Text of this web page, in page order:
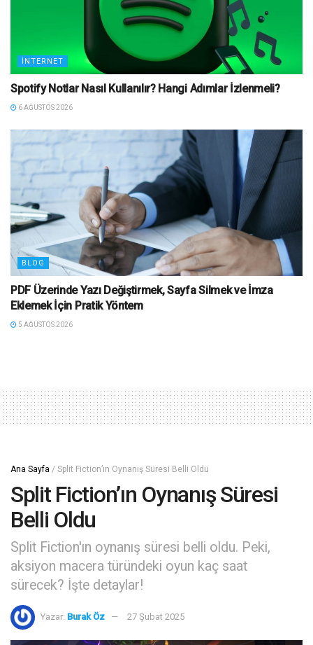
İNTERNET
Spotify Notlar Nasıl Kullanılır? Hangi Adımlar İzlenmeli?
6 AĞUSTOS 2026
BLOG
PDF Üzerinde Yazı Değiştirmek, Sayfa Silmek ve İmza
Eklemek İçin Pratik Yöntem
5 AĞUSTOS 2026
Ana Sayfa / Split Fiction’ın Oynanış Süresi Belli Oldu
Split Fiction’ın Oynanış Süresi
Belli Oldu
Split Fiction'ın oynanış süresi belli oldu. Peki,
aksiyon macera türündeki oyun kaç saat
sürecek? İşte detaylar!
Yazar: Burak Öz 27 Şubat 2025